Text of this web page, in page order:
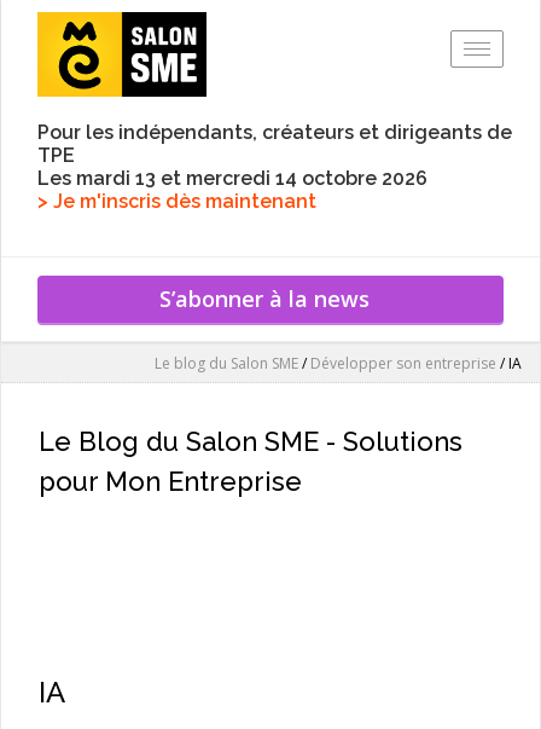
Pour les indépendants, créateurs et dirigeants de
TPE
Les mardi 13 et mercredi 14 octobre 2026
> Je m'inscris dès maintenant
S’abonner à la news
Le blog du Salon SME/Développer son entreprise /IA
Le Blog du Salon SME - Solutions
pour Mon Entreprise
IA